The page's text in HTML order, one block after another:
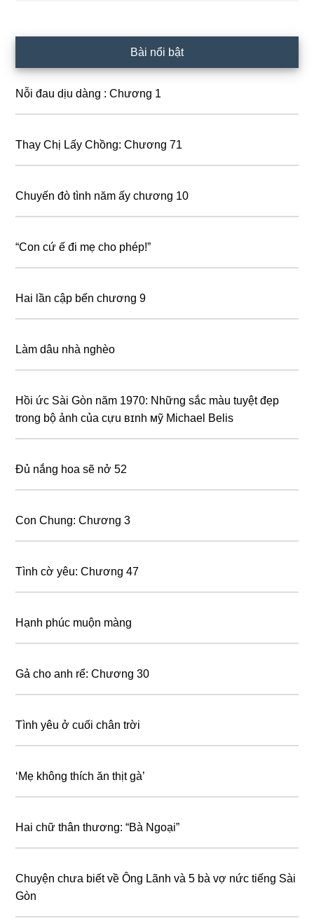
Sidebar
Bài nổi bật
Nỗi đau dịu dàng : Chương 1
Thay Chị Lấy Chồng: Chương 71
Chuyến đò tình năm ấy chương 10
“Con cứ ế đi mẹ cho phép!”
Hai lần cập bến chương 9
Làm dâu nhà nghèo
Hồi ức Sài Gòn năm 1970: Những sắc màu tuyệt đẹp
trong bộ ảnh của ᴄựu ʙɪnh ᴍỹ Michael Belis
Đủ nắng hoa sẽ nở 52
Con Chung: Chương 3
Tình cờ yêu: Chương 47
Hạnh phúc muộn màng
Gả cho anh rể: Chương 30
Tình yêu ở cuối chân trời
‘Mẹ không thích ăn thịt gà’
Hai chữ thân thương: “Bà Ngoại”
Chuyện chưa biết về Ông Lãnh và 5 bà vợ nức tiếng Sài
Gòn